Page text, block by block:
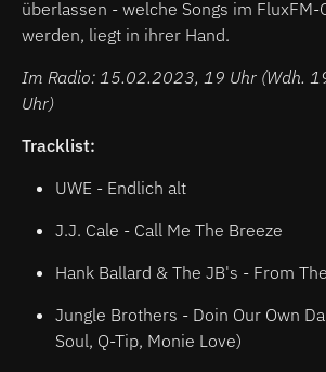
überlassen - welche Songs im
werden, liegt in ihrer Hand.
Im Radio: 15.02.2023, 19 Uhr (Wdh.
Uhr)
Tracklist:
UWE - Endlich alt
J.J. Cale - Call Me The Breeze
Hank Ballard & The JB's - From
Jungle Brothers - Doin Our Own
Soul, Q-Tip, Monie Love)